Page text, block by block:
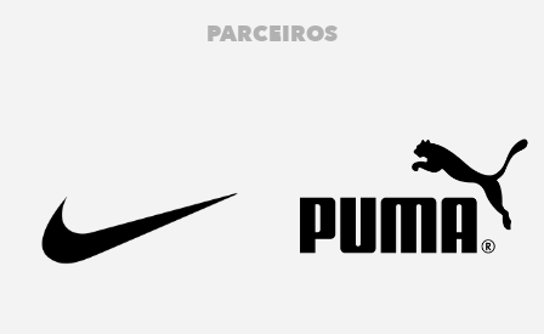
PARCEIROS